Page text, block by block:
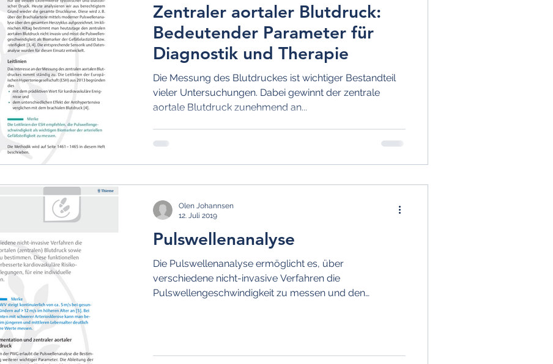
Zentraler aortaler Blutdruck:
Bedeutender Parameter für
Diagnostik und Therapie
Die Messung des Blutdruckes ist wichtiger Bestandteil
vieler Untersuchungen. Dabei gewinnt der zentrale
aortale Blutdruck zunehmend an...
Pulswellenanalyse
Die Pulswellenanalyse ermöglicht es, über
verschiedene nicht-invasive Verfahren die
Pulswellengeschwindigkeit zu messen und den
Olen Johannsen
12. Juli 2019